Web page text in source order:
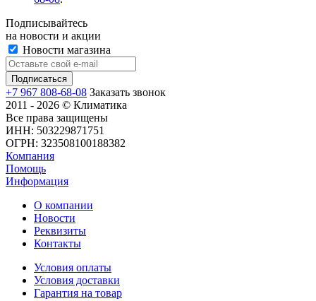
Подписывайтесь
на новости и акции
Новости магазина
+7 967 808-68-08 Заказать звонок
2011 - 2026 © Климатика
Все права защищены
ИНН: 503229871751
ОГРН: 323508100188382
Компания
Помощь
Информация
О компании
Новости
Реквизиты
Контакты
Условия оплаты
Условия доставки
Гарантия на товар